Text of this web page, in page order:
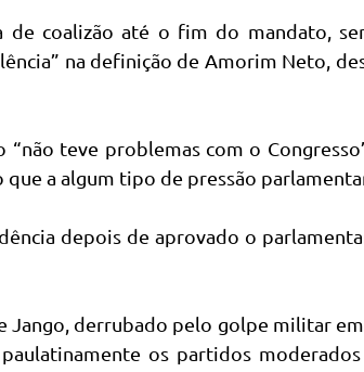
coalizão até o fim do mandato,
na definição de Amorim Neto,
teve problemas com o
a algum tipo de pressão
depois de aprovado o
derrubado pelo golpe militar em
os partidos